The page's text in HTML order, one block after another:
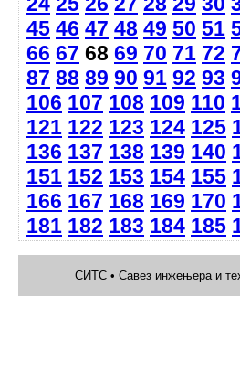
45 46 47 48 49 50 51
66 67 68 69 70 71 72
87 88 89 90 91 92 93
106 107 108 109 110
121 122 123 124 125
136 137 138 139 140
151 152 153 154 155
166 167 168 169 170
181 182 183 184 185
СИТС • Савез инжењера и